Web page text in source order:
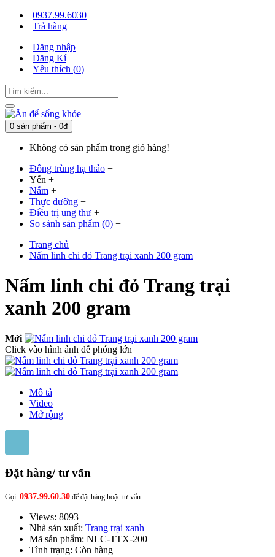
0937.99.6030
Trả hàng
Đăng nhập
Đăng Kí
Yêu thích (0)
0 sản phẩm - 0đ
Không có sản phẩm trong giỏ hàng!
Đông trùng hạ thảo +
Yến +
Nấm +
Thực dưỡng +
Điều trị ung thư +
So sánh sản phẩm (0) +
Trang chủ
Nấm linh chi đỏ Trang trại xanh 200 gram
Nấm linh chi đỏ Trang trại
xanh 200 gram
Mới
Click vào hình ảnh để phóng lớn
Mô tả
Video
Mở rộng
Đặt hàng/ tư vấn
Gọi: 0937.99.60.30 để đặt hàng hoặc tư vấn
Views: 8093
Nhà sản xuất: Trang trại xanh
Mã sản phẩm: NLC-TTX-200
Tình trạng: Còn hàng